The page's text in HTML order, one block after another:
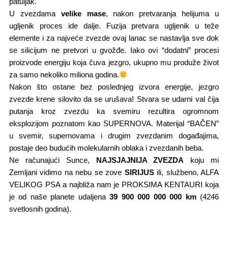
U zvezdama velike mase, nakon pretvaranja helijuma u
ugljenik proces ide dalje.​ Fuzija pretvara ugljenik u teže
elemente i za najveće zvezde ovaj lanac se nastavlja sve dok
se silicijum ne pretvori u gvožđe. Iako ovi “dodatni” procesi
proizvode energiju koja čuva jezgro, ukupno mu produže život
za​ samo nekoliko miliona godina.
Nakon što ostane bez poslednjeg izvora energije, jezgro
zvezde krene silovito da se urušava! Stvara se udarni val čija
putanja kroz zvezdu ka svemiru rezultira ogromnom
eksplozijom poznatom kao SUPERNOVA. Materijal “BAČEN”
u svemir,​ supernovama i drugim zvezdanim događajima,
postaje deo budućih molekularnih oblaka i zvezdanih beba.
Ne računajući Sunce,
NAJSJAJNIJA ZVEZDA ​ koju mi
Zemljani vidimo na nebu se zove SIRIJUSili, službeno,​ ALFA
VELIKOG PSA a najbliža nam je PROKSIMA KENTAURI koja
je od naše planete udaljena39 900 000 000 000 km(4246
svetlosnih godina).